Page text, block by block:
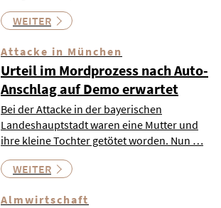
WEITER
Attacke in München
Urteil im Mordprozess nach Auto-
Anschlag auf Demo erwartet
Bei der Attacke in der bayerischen
Landeshauptstadt waren eine Mutter und
ihre kleine Tochter getötet worden. Nun …
WEITER
Almwirtschaft